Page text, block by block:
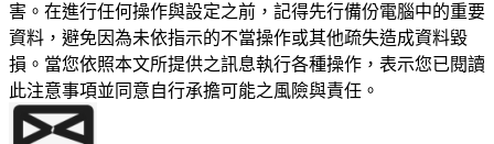
害。在進行任何操作與設定之前，記得先行備份電腦中的重要
資料，避免因為未依指示的不當操作或其他疏失造成資料毀
損。當您依照本文所提供之訊息執行各種操作，表示您已閱讀
此注意事項並同意自行承擔可能之風險與責任。